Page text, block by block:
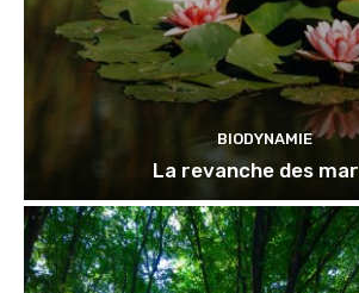
BIODYNAMIE
La revanche des